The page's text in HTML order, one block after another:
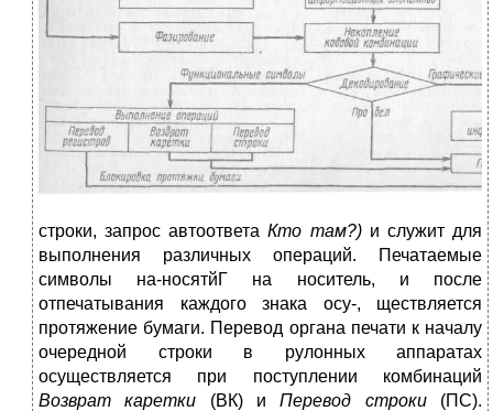
строки, запрос автоответаКто там?) и служит для
выполнения различных операций. Печатаемые
символы на-носятйГ на носитель, и после
отпечатывания каждого знака осу-, ществляется
протяжение бумаги. Перевод органа печати к началу
очередной строки в рулонных аппара­тах
осуществляется при поступлении комбинаций
Возврат каретки (ВК) иПеревод строки (ПС).